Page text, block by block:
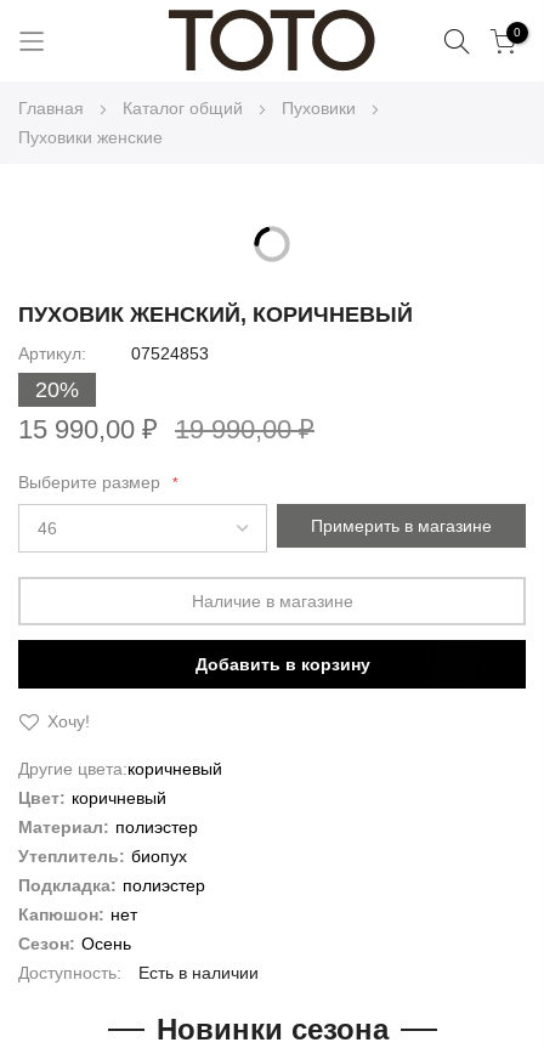
Поиск0
Content
Главная Каталог общий
Пуховики
Пуховики женские
end
of
the
images
gallery
to
beginning
the
gallery
ПУХОВИК ЖЕНСКИЙ, КОРИЧНЕВЫЙ
Артикул 07524853
20%
15 990,00 ₽ 19 990,00 ₽
Выберите размер
Примерить в магазине
Наличие в магазине
Добавить в корзину
Хочу!
Другие цвета:коричневый
Цвет: коричневый
Материал: полиэстер
Утеплитель: биопух
Подкладка: полиэстер
Капюшон: нет
Сезон: Осень
Есть в наличии
Новинки сезона